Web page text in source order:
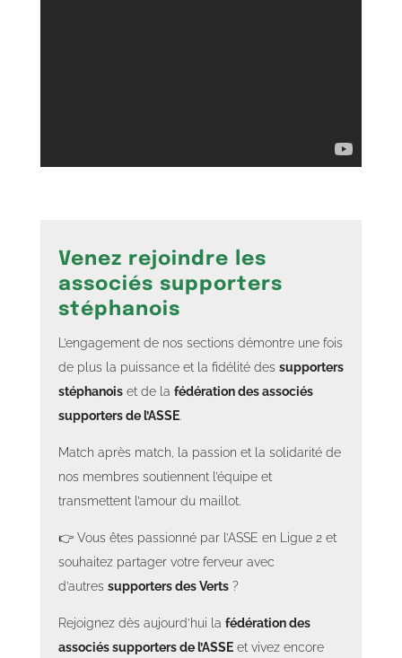
Venez rejoindre les
associés supporters
stéphanois
L’engagement de nos sections démontre une fois
de plus la puissance et la fidélité des supporters
stéphanois et de la fédération des associés
supporters de l’ASSE.
Match après match, la passion et la solidarité de
nos membres soutiennent l’équipe et
transmettent l’amour du maillot.
👉 Vous êtes passionné par l’ASSE en Ligue 2 et
souhaitez partager votre ferveur avec
d’autres supporters des Verts ?
Rejoignez dès aujourd’hui la fédération des
associés supporters de l’ASSE et vivez encore